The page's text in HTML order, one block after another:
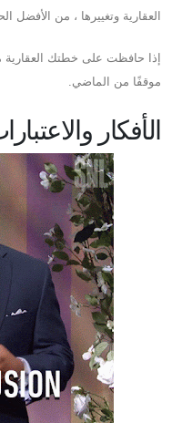
العقارية وتغييرها ، من
إذا حافظت على خطتك
موقفًا من الماضي.
الأفكار